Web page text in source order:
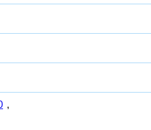
,